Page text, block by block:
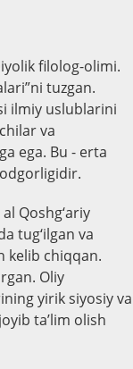
filolog-olimi.
tuzgan.
ilmiy uslublarini
va
ega. Bu - erta
Qoshg‘ariy
tug‘ilgan va
kelib chiqqan.
Oliy
yirik siyosiy va
ta’lim olish